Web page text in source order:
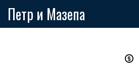
Петр и Мазепа